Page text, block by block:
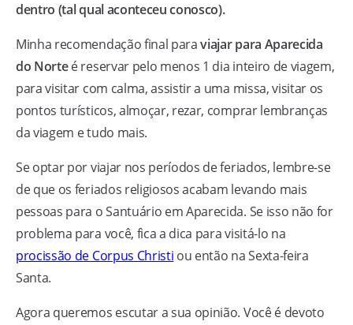
dentro (tal qual aconteceu conosco).
Minha recomendação final paraviajar para Aparecida
do Norteé reservar pelo menos 1 dia inteiro de viagem,
para visitar com calma, assistir a uma missa, visitar os
pontos turísticos, almoçar, rezar, comprar lembranças
da viagem e tudo mais.
Se optar por viajar nos períodos de feriados, lembre-se
de que os feriados religiosos acabam levando mais
pessoas para o Santuário em Aparecida. Se isso não for
problema para você, fica a dica para visitá-lo na
procissão de Corpus Christi ou então na Sexta-feira
Santa.
Agora queremos escutar a sua opinião. Você é devoto